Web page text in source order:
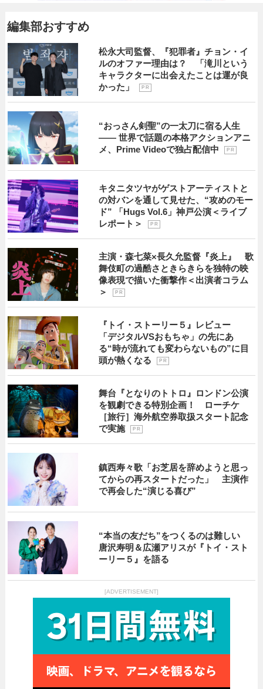
編集部おすすめ
松永大司監督、『犯罪者』チョン・イ
ルのオファー理由は？ 「滝川という
キャラクターに出会えたことは運が良
かった」
P R
“おっさん剣聖”の一太刀に宿る人生
―― 世界で話題の本格アクションアニ
メ、Prime Videoで独占配信中
P R
キタニタツヤがゲストアーティストと
の対バンを通して見せた、“攻めのモー
ド” 「Hugs Vol.6」神戸公演＜ライブ
レポート＞
P R
主演・森七菜×長久允監督『炎上』 歌
舞伎町の過酷さときらきらを独特の映
像表現で描いた衝撃作＜出演者コラム
＞
P R
『トイ・ストーリー５』レビュー
「デジタルVSおもちゃ」の先にあ
る“時が流れても変わらないもの”に目
頭が熱くなる
P R
舞台『となりのトトロ』ロンドン公演
を観劇できる特別企画！ ローチケ
［旅行］海外航空券取扱スタート記念
で実施
P R
鎮西寿々歌「お芝居を辞めようと思っ
てからの再スタートだった」 主演作
で再会した“演じる喜び”
“本当の友だち”をつくるのは難しい
唐沢寿明＆広瀬アリスが『トイ・スト
ーリー５』を語る
[ADVERTISEMENT]